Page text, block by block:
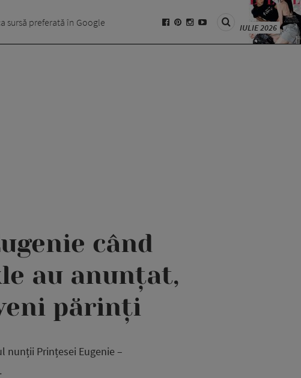
sursă preferată în Google IULIE 2026
când
au anunțat,
părinți
nunții Prințesei Eugenie –